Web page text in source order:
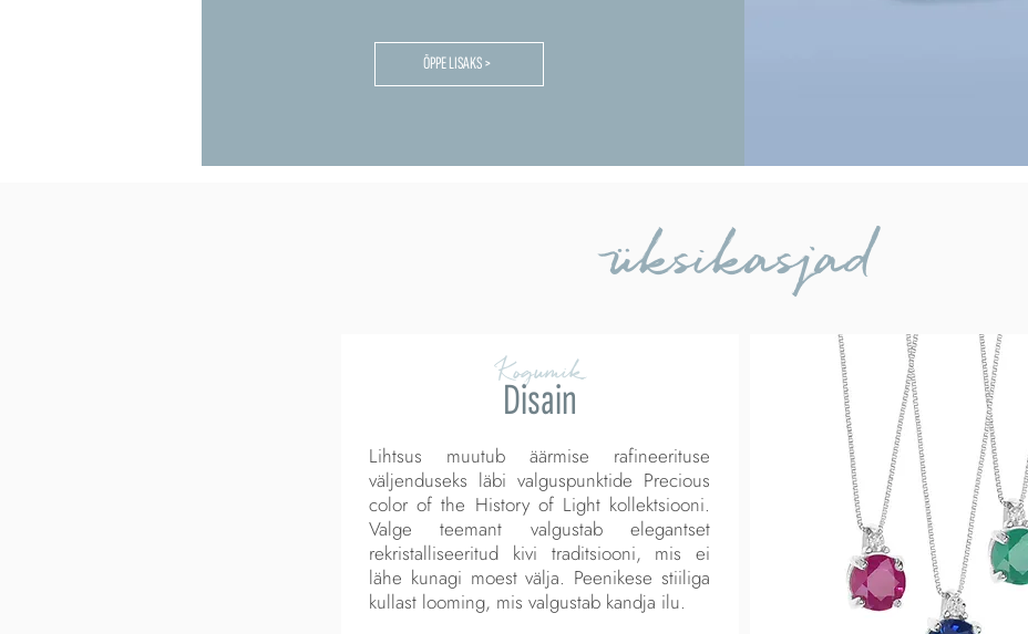
ÕPPE LISAKS >
üksikasjad
Kogumik
Disain
Lihtsus muutub äärmise rafineerituse
väljenduseks läbi valguspunktide Precious
color of the History of Light kollektsiooni.
Valge teemant valgustab elegantset
rekristalliseeritud kivi traditsiooni, mis ei
lähe kunagi moest välja. Peenikese stiiliga
kullast looming, mis valgustab kandja ilu.